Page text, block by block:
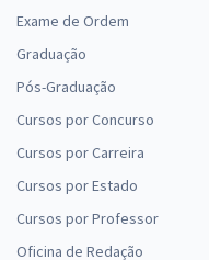
Exame de Ordem
Graduação
Pós-Graduação
Cursos por Concurso
Cursos por Carreira
Cursos por Estado
Cursos por Professor
Oficina de Redação